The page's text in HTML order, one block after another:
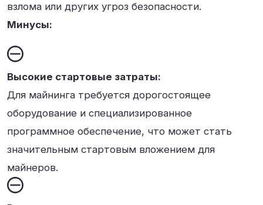
взлома или других угроз безопасности.
Минусы:
Высокие стартовые затраты:
Для майнинга требуется дорогостоящее
оборудование и специализированное
программное обеспечение, что может стать
значительным стартовым вложением для
майнеров.